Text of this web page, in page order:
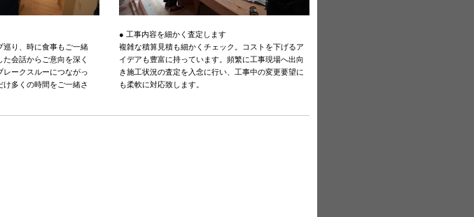
巡り、時に食事もご一緒
会話からご意向を深く
レークスルーにつながっ
多くの時間をご一緒さ
● 工事内容を細かく査定します
複雑な積算見積も細かくチェック。コストを下げるア
イデアも豊富に持っています。頻繁に工事現場へ出向
き施工状況の査定を入念に行い、工事中の変更要望に
も柔軟に対応致します。